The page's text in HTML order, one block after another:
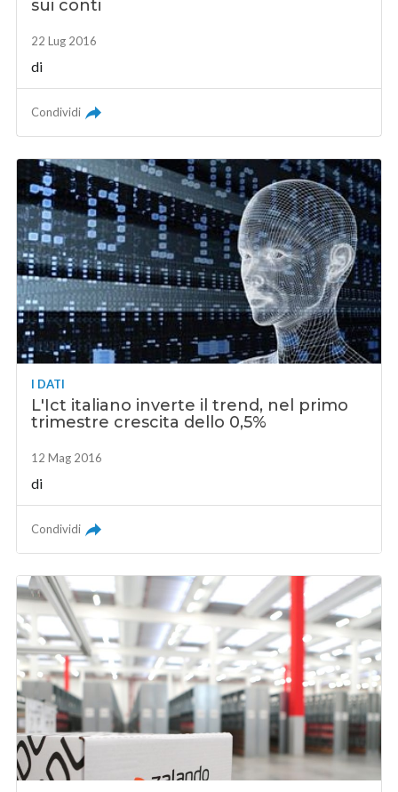
sui conti
22 Lug 2016
di
Condividi
I DATI
L'Ict italiano inverte il trend, nel primo
trimestre crescita dello 0,5%
12 Mag 2016
di
Condividi